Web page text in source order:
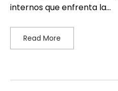
internos que enfrenta la…
Read More